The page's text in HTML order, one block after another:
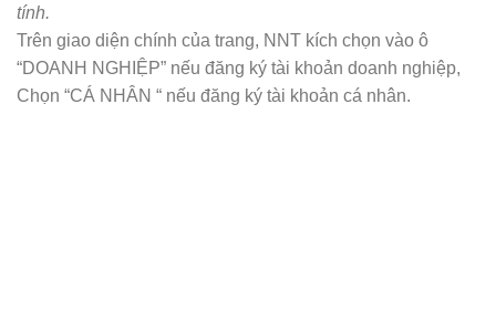
tính.
Trên giao diện chính của trang, NNT kích chọn vào ô
“DOANH NGHIỆP” nếu đăng ký tài khoản doanh nghiệp,
Chọn “CÁ NHÂN “ nếu đăng ký tài khoản cá nhân.